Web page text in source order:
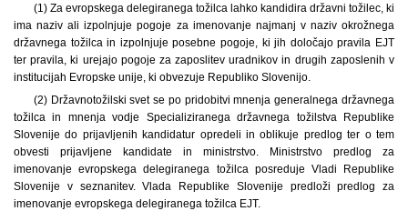
(1) Za evropskega delegiranega tožilca lahko kandidira državni tožilec, ki
ima naziv ali izpolnjuje pogoje za imenovanje najmanj v naziv okrožnega
državnega tožilca in izpolnjuje posebne pogoje, ki jih določajo pravila EJT
ter pravila, ki urejajo pogoje za zaposlitev uradnikov in drugih zaposlenih v
institucijah Evropske unije, ki obvezuje Republiko Slovenijo.
(2) Državnotožilski svet se po pridobitvi mnenja generalnega državnega
tožilca in mnenja vodje Specializiranega državnega tožilstva Republike
Slovenije do prijavljenih kandidatur opredeli in oblikuje predlog ter o tem
obvesti prijavljene kandidate in ministrstvo. Ministrstvo predlog za
imenovanje evropskega delegiranega tožilca posreduje Vladi Republike
Slovenije v seznanitev. Vlada Republike Slovenije predloži predlog za
imenovanje evropskega delegiranega tožilca EJT.